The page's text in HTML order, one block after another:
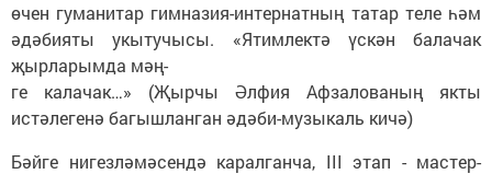
өчен гуманитар гимназия-интернатның татар теле һәм
әдәбияты укытучысы. «Ятимлектә үскән балачак
җырларымда мәң-
ге калачак…» (Җырчы Әлфия Афзалованың якты
истәлегенә багышланган әдәби-музыкаль кичә)
Бәйге нигезләмәсендә каралганча, III этап - мастер-